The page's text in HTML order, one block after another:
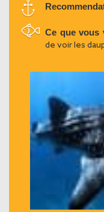
Ce que vous
de voir les